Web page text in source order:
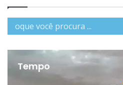
Tempo